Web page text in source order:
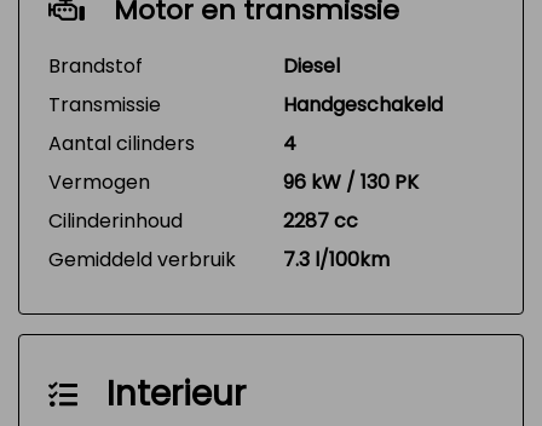
Motor en transmissie
Brandstof
Diesel
Transmissie
Handgeschakeld
Aantal cilinders
4
Vermogen
96 kW / 130 PK
Cilinderinhoud
2287 cc
Gemiddeld verbruik
7.3 l/100km
Interieur